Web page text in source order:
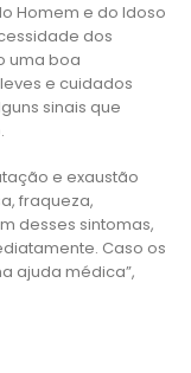
Homem e do Idoso
dos
uma boa
e cuidados
sinais que
e exaustão
fraqueza,
desses sintomas,
Caso os
ajuda médica”,